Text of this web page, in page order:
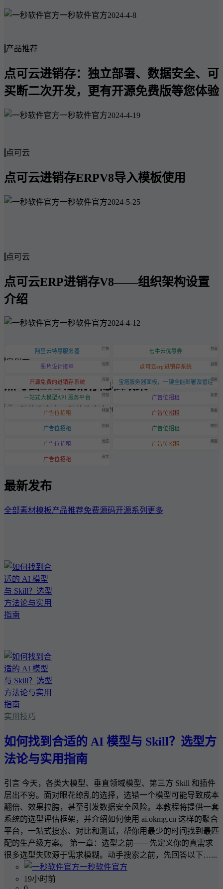
一秒软件官方2024-4-8
产品推荐
点可云进销存：独立部署、数据安全、可
买断二次开发，更有开源免费版等您体验
一秒软件官方2024-4-19
点可云
点可云进销存ERPV8导入模板使用
一秒软件官方2024-5-25
点可云
点可云ERP进销存V8——组织架构设置
介绍
一秒软件官方2024-4-12
点可云
点可云ERP进销存隐私政策
一秒软件官方2024-6-20
阿里云特惠服务器 广告 七牛云优惠券 自营
图片设计接单 优质 点可云erp进销存系统 自营
开源免费的进销存系统 开源 宝塔服务器面板，一键全能部署及管理招租
一站式大模型API 服务平台 热招 广告位招租 优质
广告位招租 特惠 广告位招租 黄金
广告位招租 招租 广告位招租 热招
广告位招租 优质 广告位招租 特惠
广告位招租 黄金
最新发布
全部素材模板产品推荐免费源码开源系列 更多
实用技巧
如何找到合适的 AI 模型与 Skill？选型方
法论与实用指南
引言 今天，各类大模型、垂直领域模型、第三方 Skill 和插件
层出不穷。面对眼花缭乱的选择，选错一个模型可能导致成本
翻倍、效果拉胯，甚至引发数据安全风险。本教程将提供一套
系统的选型评估框架，并介绍如何使用 ai.okmg.cn 这样的聚合
平台，一站式搜索、对比和测试，帮你用最少的时间找到最匹
配的生产级方案。 第一章：选型之前——先定义你的真需求
很多选型失败源于需求模糊。动手搜索之前，先回答以下…...
一秒软件官方
19小时前